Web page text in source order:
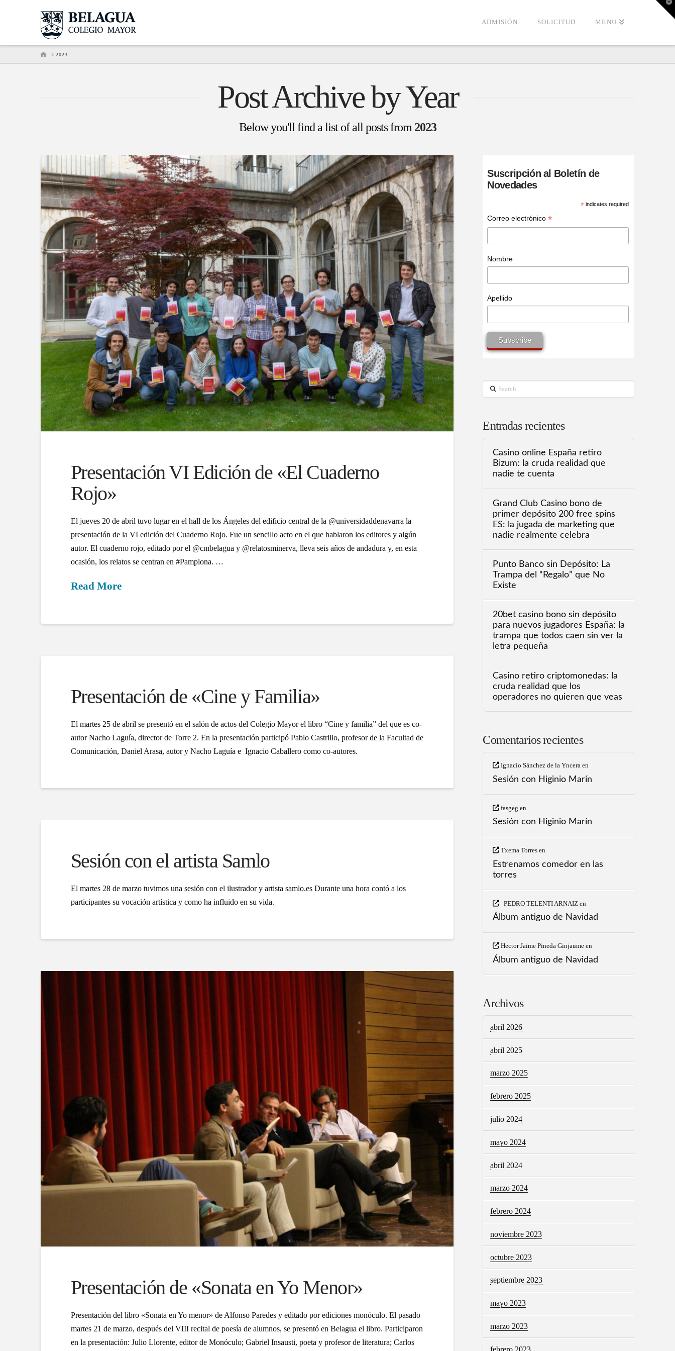
ADMISIÓN SOLICITUD MENU
HOME
2023
Post Archive by Year
Below you'll find a list of all posts from 2023
Presentación VI Edición de «El Cuaderno
Rojo»
El jueves 20 de abril tuvo lugar en el hall de los Ángeles del edificio central de la @universidaddenavarra la
presentación de la VI edición del Cuaderno Rojo. Fue un sencillo acto en el que hablaron los editores y algún
autor. El cuaderno rojo, editado por el @cmbelagua y @relatosminerva, lleva seis años de andadura y, en esta
ocasión, los relatos se centran en #Pamplona. …
Read More
Presentación de «Cine y Familia»
El martes 25 de abril se presentó en el salón de actos del Colegio Mayor el libro “Cine y familia” del que es co-
autor Nacho Laguía, director de Torre 2. En la presentación participó Pablo Castrillo, profesor de la Facultad de
Comunicación, Daniel Arasa, autor y Nacho Laguía e Ignacio Caballero como co-autores.
Sesión con el artista Samlo
El martes 28 de marzo tuvimos una sesión con el ilustrador y artista samlo.es Durante una hora contó a los
participantes su vocación artística y como ha influido en su vida.
Presentación de «Sonata en Yo Menor»
Presentación del libro «Sonata en Yo menor» de Alfonso Paredes y editado por ediciones monóculo. El pasado
martes 21 de marzo, después del VIII recital de poesía de alumnos, se presentó en Belagua el libro. Participaron
en la presentación: Julio Llorente, editor de Monóculo; Gabriel Insausti, poeta y profesor de literatura; Carlos
Suscripción al Boletín de
Novedades
*indicates required
Correo electrónico*
Nombre
Apellido
Search
Entradas recientes
Casino online España retiro
Bizum: la cruda realidad que
nadie te cuenta
Grand Club Casino bono de
primer depósito 200 free spins
ES: la jugada de marketing que
nadie realmente celebra
Punto Banco sin Depósito: La
Trampa del “Regalo” que No
Existe
20bet casino bono sin depósito
para nuevos jugadores España: la
trampa que todos caen sin ver la
letra pequeña
Casino retiro criptomonedas: la
cruda realidad que los
operadores no quieren que veas
Comentarios recientes
Ignacio Sánchez de la Yncera en
Sesión con Higinio Marín
fasgeg en
Sesión con Higinio Marín
Txema Torres en
Estrenamos comedor en las
torres
PEDRO TELENTI ARNAIZen
Álbum antiguo de Navidad
Hector Jaime Pineda Ginjaume en
Álbum antiguo de Navidad
Archivos
abril 2026
abril 2025
marzo 2025
febrero 2025
julio 2024
mayo 2024
abril 2024
marzo 2024
febrero 2024
noviembre 2023
octubre 2023
septiembre 2023
mayo 2023
marzo 2023
febrero 2023